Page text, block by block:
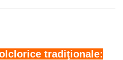
tradiţionale: